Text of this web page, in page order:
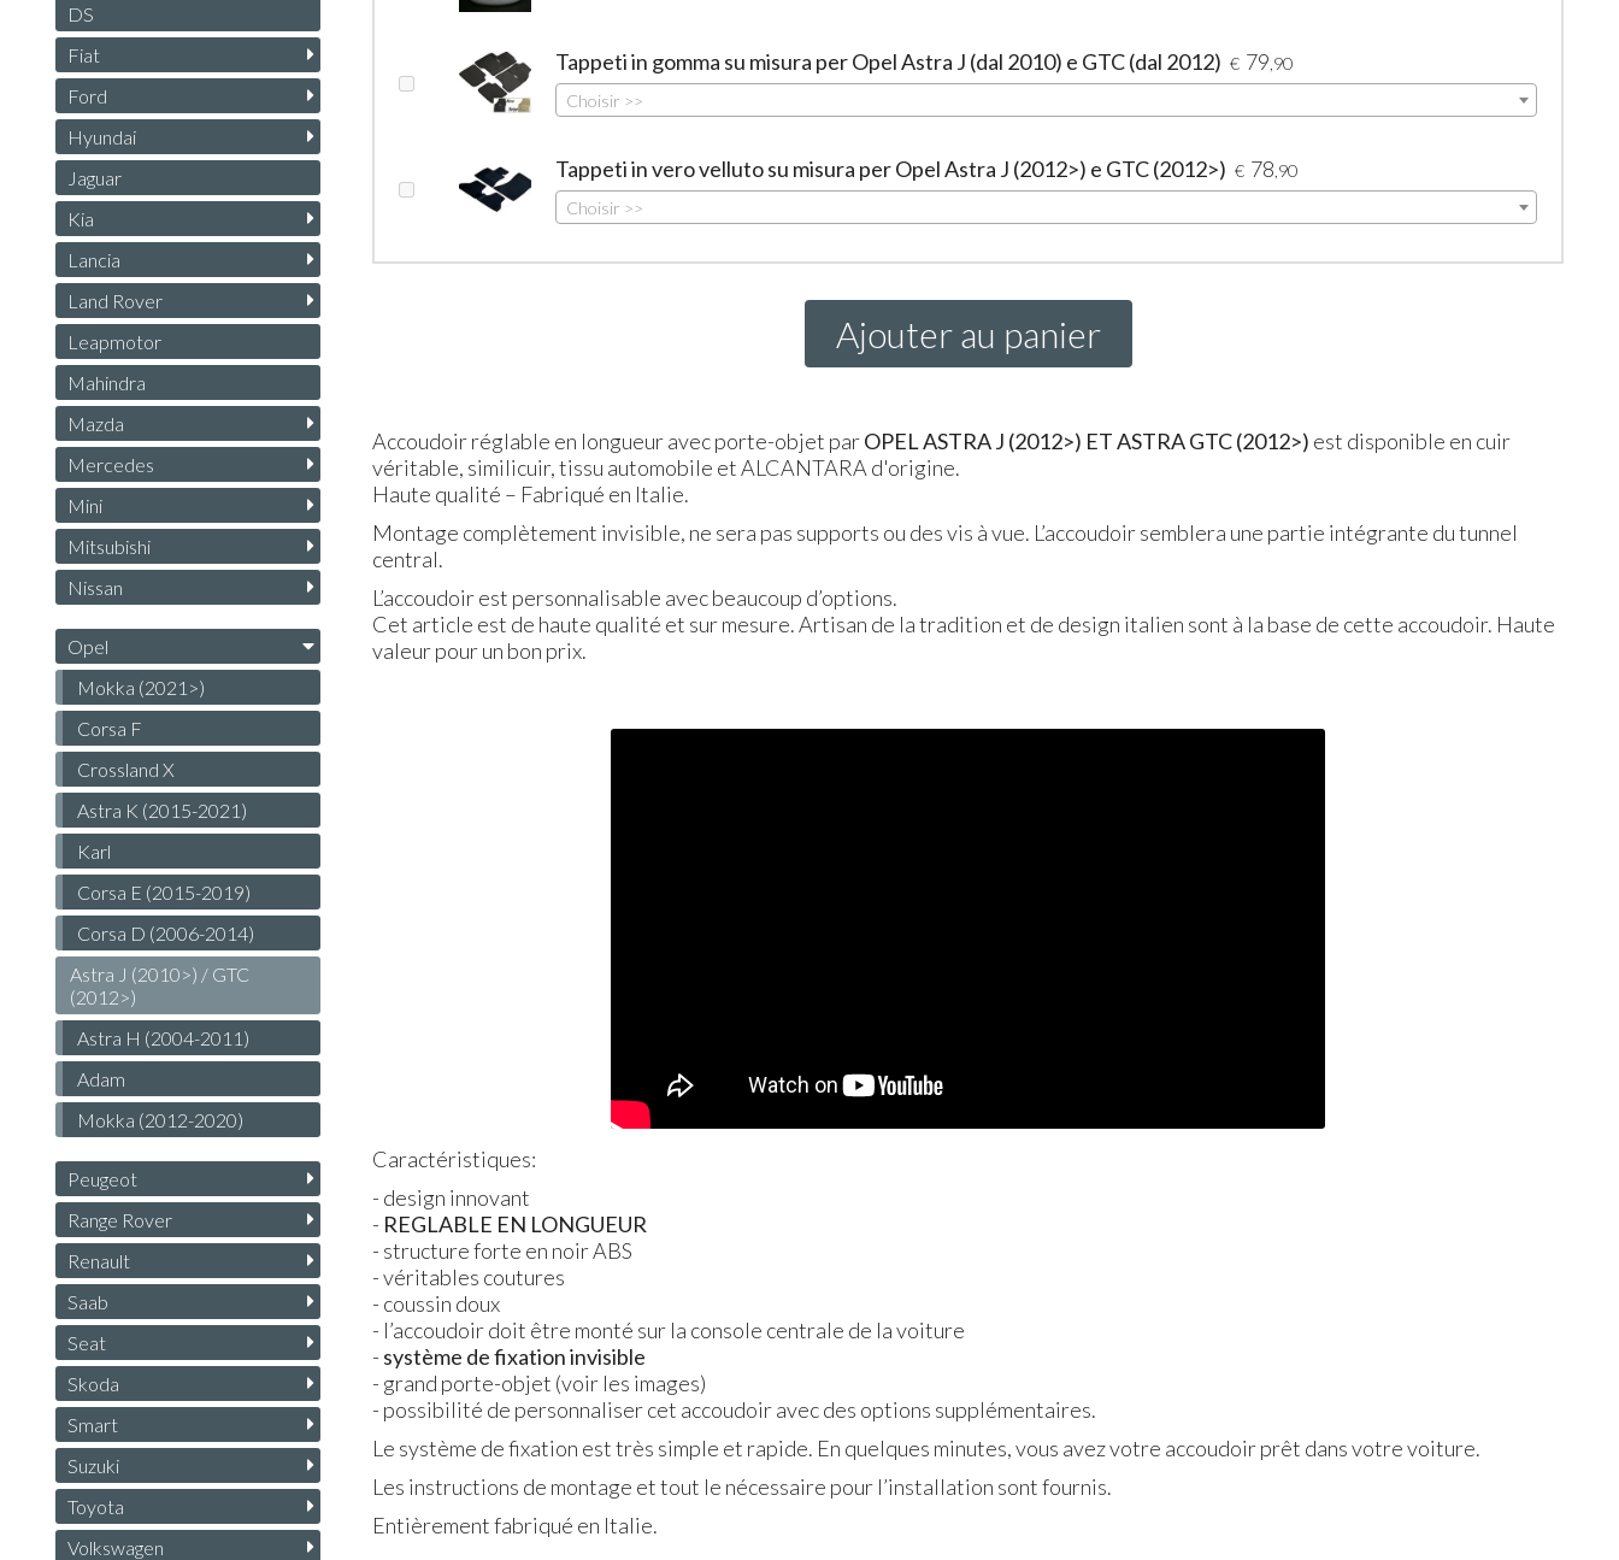
Tappeti in gomma su misura per Opel Astra J (dal 2010) e GTC (dal 2012) € 79 ,90
Choisir >>
Tappeti in vero velluto su misura per Opel Astra J (2012>) e GTC (2012>) € 78 ,90
Choisir >>
Ajouter au panier
Accoudoir réglable en longueur avec porte-objet parOPELASTRAJ (2012>) ETASTRAGTC(2012>) est disponible en cuir
véritable, similicuir, tissu automobile et ALCANTARA d'origine.
Haute qualité – Fabriqué en Italie.
Montage complètement invisible, ne sera pas supports ou des vis à vue. L’accoudoir semblera une partie intégrante du tunnel
central.
L’accoudoir est personnalisable avec beaucoup d’options.
Cet article est de haute qualité et sur mesure. Artisan de la tradition et de design italien sont à la base de cette accoudoir. Haute
valeur pour un bon prix.
Caractéristiques:
- design innovant
- REGLABLE EN LONGUEUR
- structure forte en noirABS
- véritables coutures
- coussin doux
- l’accoudoir doit être monté sur la console centrale de la voiture
- système de fixation invisible
- grand porte-objet (voir les images)
- possibilité de personnaliser cet accoudoir avec des options supplémentaires.
Le système de fixation est très simple et rapide. En quelques minutes, vous avez votre accoudoir prêt dans votre voiture.
Les instructions de montage et tout le nécessaire pour l’installation sont fournis.
Entièrement fabriqué en Italie.
DS
Fiat
Ford
Hyundai
Jaguar
Kia
Lancia
Land Rover
Leapmotor
Mahindra
Mazda
Mercedes
Mini
Mitsubishi
Nissan
Opel
Mokka (2021>)
Corsa F
Crossland X
Astra K (2015-2021)
Karl
Corsa E (2015-2019)
Corsa D (2006-2014)
Astra J (2010>) / GTC
(2012>)
Astra H (2004-2011)
Adam
Mokka (2012-2020)
Peugeot
Range Rover
Renault
Saab
Seat
Skoda
Smart
Suzuki
Toyota
Volkswagen